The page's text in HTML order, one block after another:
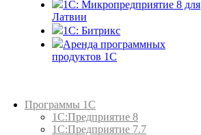
1С: Микропредприятие 8 для
Латвии
1C: Битрикс
Аренда программных
продуктов 1С
Программы 1С
1С:Предприятие 8
1С:Предприятие 7.7